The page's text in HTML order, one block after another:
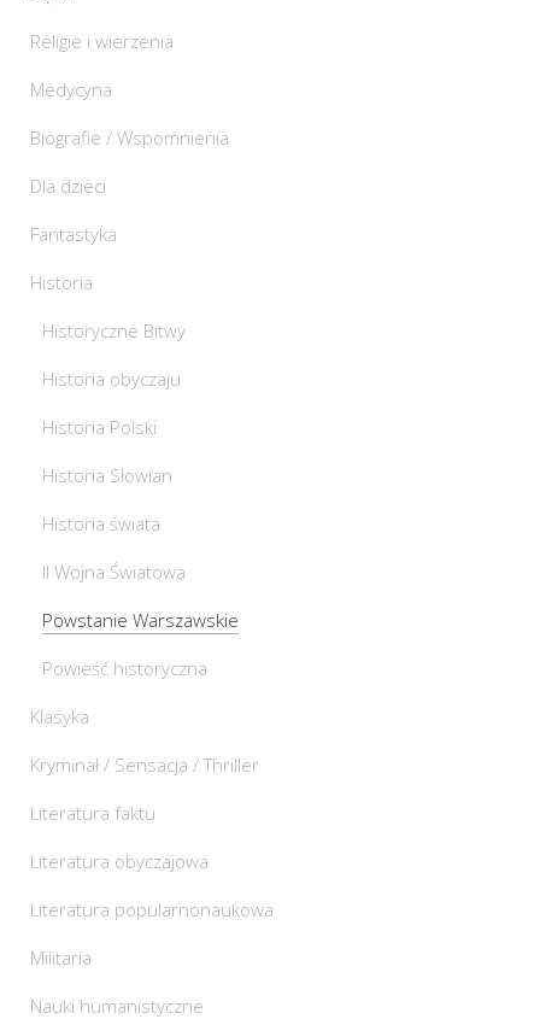
Religie i wierzenia
Medycyna
Biografie / Wspomnienia
Dla dzieci
Fantastyka
Historia
Historyczne Bitwy
Historia obyczaju
Historia Polski
Historia Słowian
Historia świata
II Wojna Światowa
Powstanie Warszawskie
Powieść historyczna
Klasyka
Kryminał / Sensacja / Thriller
Literatura faktu
Literatura obyczajowa
Literatura popularnonaukowa
Militaria
Nauki humanistyczne